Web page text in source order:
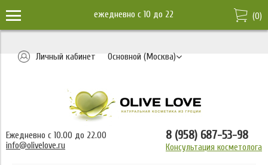
ежедневно c 10 до 22 (0)
Личный кабинет Основной (Москва)
Ежедневно с 10.00 до 22.00
info@olivelove.ru
8 (958) 687-53-98
Консультация косметолога